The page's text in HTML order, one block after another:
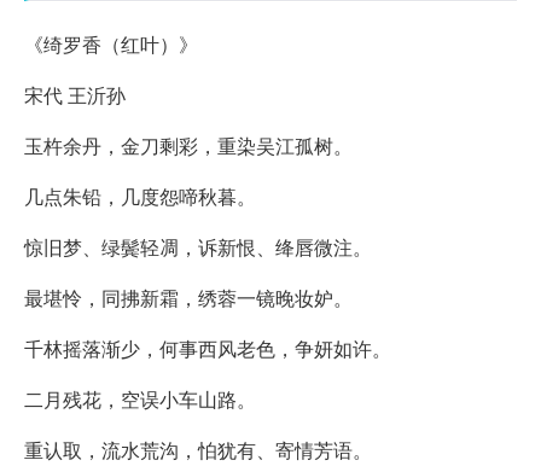
《绮罗香（红叶）》
宋代 王沂孙
玉杵余丹，金刀剩彩，重染吴江孤树。
几点朱铅，几度怨啼秋暮。
惊旧梦、绿鬓轻凋，诉新恨、绛唇微注。
最堪怜，同拂新霜，绣蓉一镜晚妆妒。
千林摇落渐少，何事西风老色，争妍如许。
二月残花，空误小车山路。
重认取，流水荒沟，怕犹有、寄情芳语。